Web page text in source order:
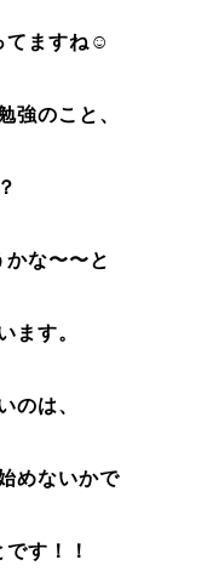
てますね☺︎
のこと、
な〜〜と
ます。
のは、
めないかで
す！！